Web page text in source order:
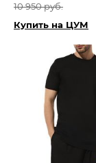
10 950 руб.
Купить на ЦУМ